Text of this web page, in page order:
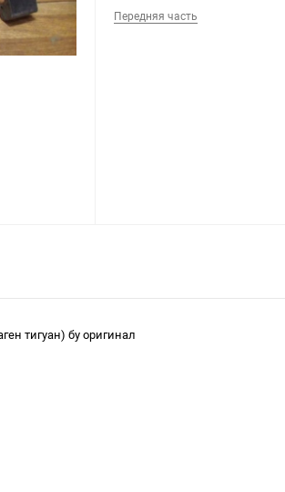
Передняя часть
тигуан) бу оригинал